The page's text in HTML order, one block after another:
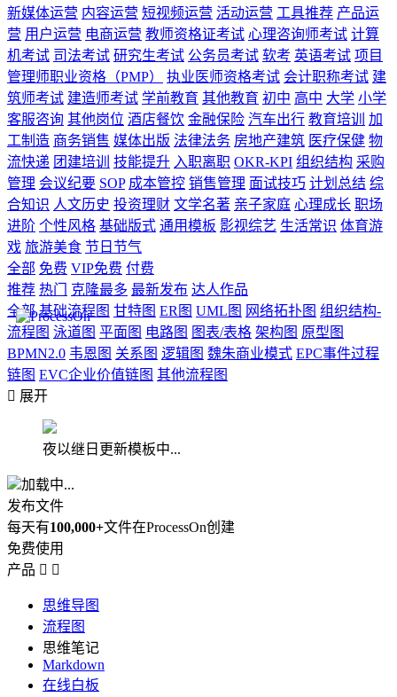
新媒体运营 内容运营 短视频运营 活动运营 工具推荐 产品运
营 用户运营 电商运营 教师资格证考试 心理咨询师考试 计算
机考试 司法考试 研究生考试 公务员考试 软考 英语考试 项目
管理师职业资格（PMP）
执业医师资格考试 会计职称考试 建
筑师考试 建造师考试 学前教育 其他教育 初中 高中 大学 小学
客服咨询 其他岗位 酒店餐饮 金融保险 汽车出行 教育培训
加
工制造 商务销售 媒体出版 法律法务 房地产建筑 医疗保健 物
流快递 团建培训 技能提升 入职离职 OKR-KPI 组织结构 采购
管理 会议纪要 SOP 成本管控 销售管理 面试技巧 计划总结 综
合知识 人文历史 投资理财 文学名著 亲子家庭 心理成长 职场
进阶 个性风格 基础版式 通用模板 影视综艺 生活常识 体育游
戏 旅游美食 节日节气
全部 免费 VIP免费 付费
推荐 热门 克隆最多 最新发布 达人作品
全部 基础流程图 甘特图 ER图 UML图 网络拓扑图 组织结构-
流程图 泳道图 平面图 电路图 图表/表格 架构图 原型图
BPMN2.0 韦恩图 关系图 逻辑图 魏朱商业模式 EPC事件过程
链图 EVC企业价值链图 其他流程图
 展开
夜以继日更新模板中...
加载中...
发布文件
每天有100,000+文件在ProcessOn创建
免费使用
产品  
思维导图
流程图
思维笔记
Markdown
在线白板